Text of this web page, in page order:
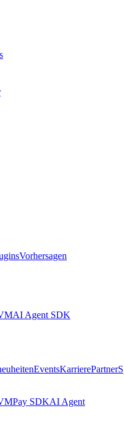
Vorhersagen
AI Agent SDK
EventsKarrierePartnerS
Pay SDKAI Agent